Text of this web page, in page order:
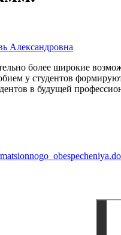
Александровна
более широкие
у студентов
в будущей